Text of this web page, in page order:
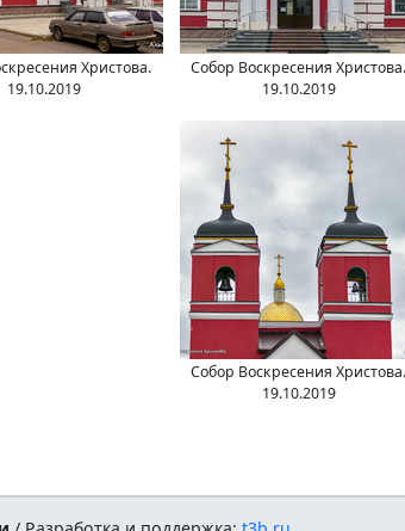
Христова.
19.10.2019
Собор Воскресения Христова.
19.10.2019
Собор Воскресения Христова.
19.10.2019